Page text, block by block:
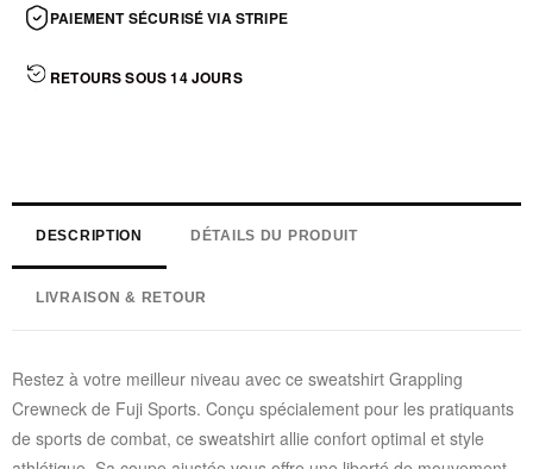
PAIEMENT SÉCURISÉ VIA STRIPE
RETOURS SOUS 14 JOURS
DESCRIPTION DÉTAILS DU PRODUIT
LIVRAISON & RETOUR
Restez à votre meilleur niveau avec ce sweatshirt Grappling
Crewneck de Fuji Sports. Conçu spécialement pour les pratiquants
de sports de combat, ce sweatshirt allie confort optimal et style